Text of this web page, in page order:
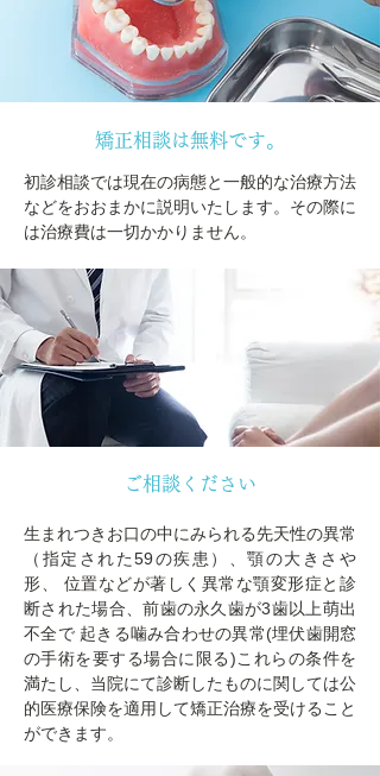
矯正相談は無料です。
初診相談では現在の病態と一般的な治療方法
などをおおまかに説明いたします。その際に
は治療費は一切かかりません。
ご相談ください
生まれつきお口の中にみられる先天性の異常
（指定された59の疾患）、顎の大きさや
形、 位置などが著しく異常な顎変形症と診
断された場合、前歯の永久歯が3歯以上萌出
不全で 起きる噛み合わせの異常(埋伏歯開窓
の手術を要する場合に限る)これらの条件を
満たし、当院にて診断したものに関しては公
的医療保険を適用して矯正治療を受けること
ができます。